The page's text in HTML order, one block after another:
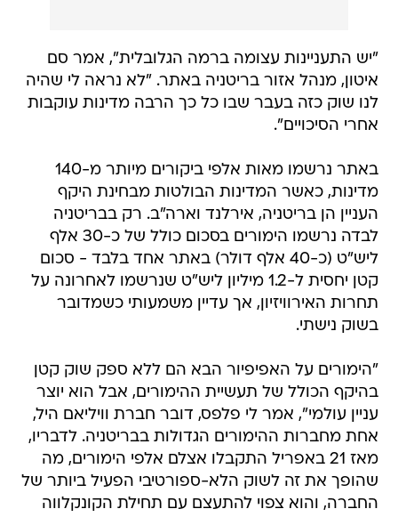
"יש התעניינות עצומה ברמה הגלובלית", אמר סם
איטון, מנהל אזור בריטניה באתר. "לא נראה לי שהיה
לנו שוק כזה בעבר שבו כל כך הרבה מדינות עוקבות
אחרי הסיכויים".
באתר נרשמו מאות אלפי ביקורים מיותר מ-140
מדינות, כאשר המדינות הבולטות מבחינת היקף
העניין הן בריטניה, אירלנד וארה"ב. רק בבריטניה
לבדה נרשמו הימורים בסכום כולל של כ-30 אלף
ליש"ט (כ-40 אלף דולר) באתר אחד בלבד - סכום
קטן יחסית ל-1.2 מיליון ליש"ט שנרשמו לאחרונה על
תחרות האירוויזיון, אך עדיין משמעותי כשמדובר
בשוק נישתי.
"הימורים על האפיפיור הבא הם ללא ספק שוק קטן
בהיקף הכולל של תעשיית ההימורים, אבל הוא יוצר
עניין עולמי", אמר לי פלפס, דובר חברת וויליאם היל,
אחת מחברות ההימורים הגדולות בבריטניה. לדבריו,
מאז 21 באפריל התקבלו אצלם אלפי הימורים, מה
שהופך את זה לשוק הלא-ספורטיבי הפעיל ביותר של
החברה, והוא צפוי להתעצם עם תחילת הקונקלווה